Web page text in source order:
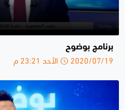
برنامج بوضوح
2020/07/19 الأحد 23:21 م